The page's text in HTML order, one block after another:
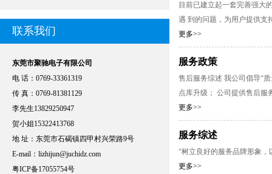
联系我们
东莞市聚驰电子有限公司
电 话：0769-33361319
传 真：0769-81381129
李先生13829250947
贺小姐15322413768
地 址：东莞市石碣镇四甲村兴荣路9号
E-mail： lizhijun@juchidz.com
粤ICP备17055754号
目前已建立起一套完善强大
遇 到的问题，为用户提供支
更多>>
服务政策
售后服务综述 我公司倡导“
点库升级； 公司提供售后服
更多>>
服务综述
“树立良好的服务品牌形象
更多>>